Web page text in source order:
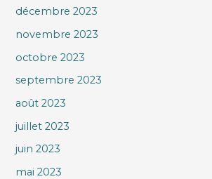
décembre 2023
novembre 2023
octobre 2023
septembre 2023
août 2023
juillet 2023
juin 2023
mai 2023